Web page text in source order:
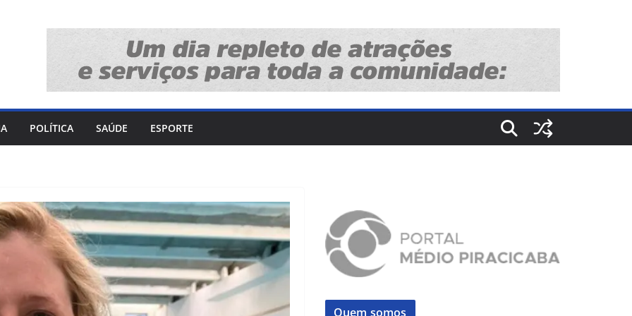
POLÍTICA SAÚDE ESPORTE
Quem somos